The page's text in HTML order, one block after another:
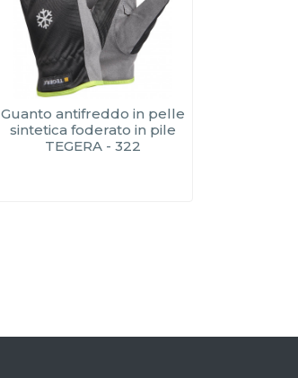
Guanto antifreddo in pelle
sintetica foderato in pile
TEGERA - 322